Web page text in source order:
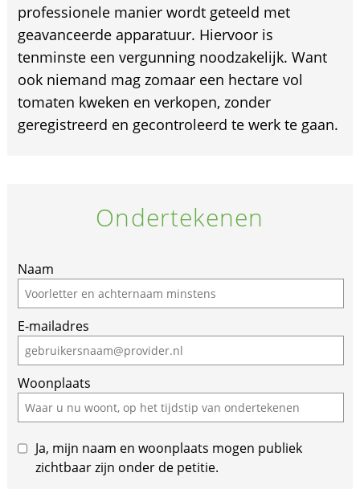
professionele manier wordt geteeld met
geavanceerde apparatuur. Hiervoor is
tenminste een vergunning noodzakelijk. Want
ook niemand mag zomaar een hectare vol
tomaten kweken en verkopen, zonder
geregistreerd en gecontroleerd te werk te gaan.
Ondertekenen
If
you
are
a
human,
ignore
this
field
Naam
E-mailadres
Woonplaats
Ja, mijn naam en woonplaats mogen publiek
zichtbaar zijn onder de petitie.